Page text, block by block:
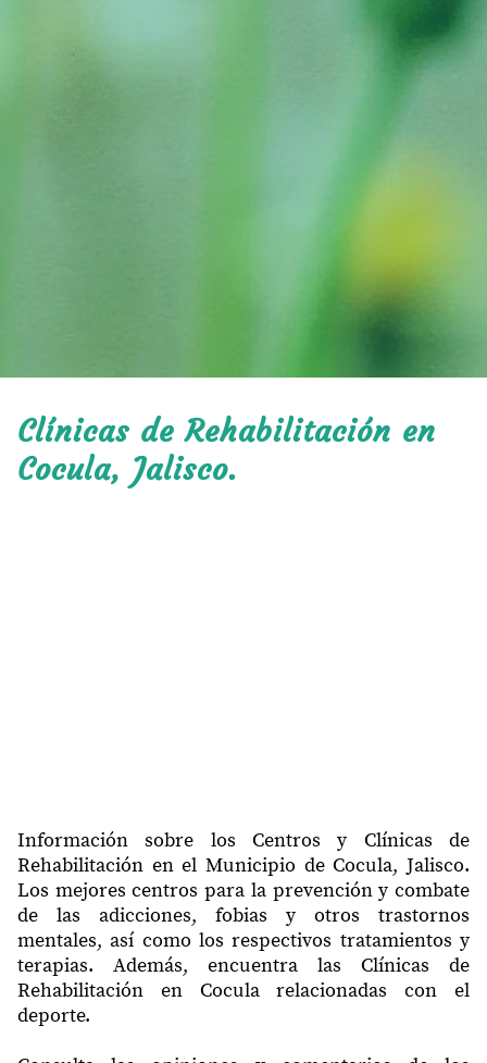
Clínicas de Rehabilitación en
Cocula, Jalisco.
Información sobre los Centros y Clínicas de
Rehabilitación en el Municipio de Cocula, Jalisco.
Los mejores centros para la prevención y combate
de las adicciones, fobias y otros trastornos
mentales, así como los respectivos tratamientos y
terapias. Además, encuentra las Clínicas de
Rehabilitación en Cocula relacionadas con el
deporte.